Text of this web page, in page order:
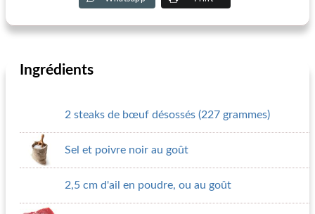
Ingrédients
2 steaks de bœuf désossés (227 grammes)
Sel et poivre noir au goût
2,5 cm d'ail en poudre, ou au goût